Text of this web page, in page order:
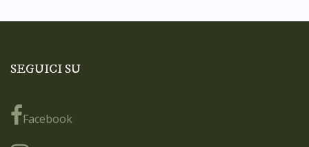
SEGUICI SU
Facebook